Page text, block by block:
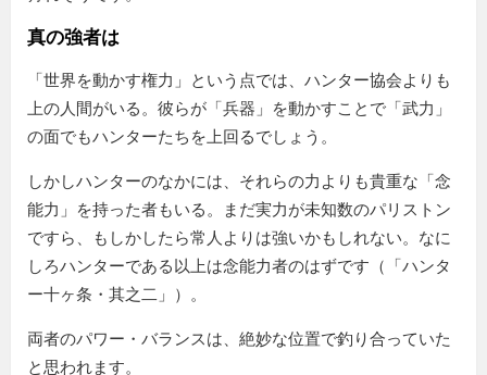
真の強者は
「世界を動かす権力」という点では、ハンター協会よりも
上の人間がいる。彼らが「兵器」を動かすことで「武力」
の面でもハンターたちを上回るでしょう。
しかしハンターのなかには、それらの力よりも貴重な「念
能力」を持った者もいる。まだ実力が未知数のパリストン
ですら、もしかしたら常人よりは強いかもしれない。なに
しろハンターである以上は念能力者のはずです（「ハンタ
ー十ヶ条・其之二」）。
両者のパワー・バランスは、絶妙な位置で釣り合っていた
と思われます。